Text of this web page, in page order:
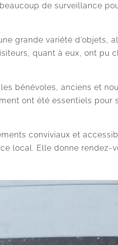
de surveillance
grande variété d’objets,
quant à eux, ont pu
bénévoles, anciens et
ont été essentiels pour
conviviaux et
local. Elle donne rendez-